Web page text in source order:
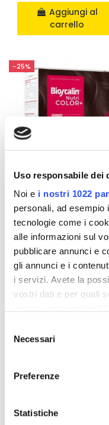
Uso responsabile dei
Noi e i nostri 1022
personali, ad esempio
tecnologie come i
alle informazioni sul
pubblicare annunci e
gli annunci e i
i servizi. Avete la
vostri dati e per quali
modificare o revocare
momento dalla
raccogliere
delNecessari
Preferenze
Statistiche
Aggiungi al
carrello
-25%
Colorazioni senza
ammoniaca
Bioscalin
Plus - 3 Castano
Scuro
12,79 € 17,05 €
Aggiungi al